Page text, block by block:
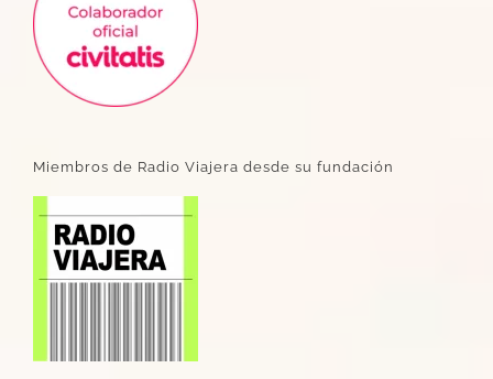
Miembros de Radio Viajera desde su fundación